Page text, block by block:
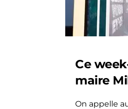
Ce
maire
On appelle